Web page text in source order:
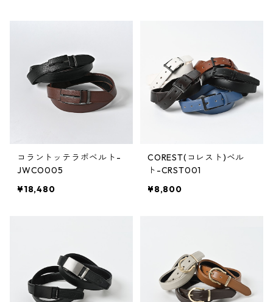
コラントッテラボベルト-
JWCO005
¥18,480
COREST(コレスト)ベル
ト-CRST001
¥8,800